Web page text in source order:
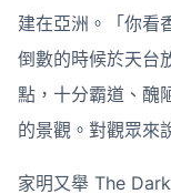
建在亞洲。「你看
倒數的時候於天台
點，十分霸道、醜
的景觀。對觀眾來
家明又舉 The